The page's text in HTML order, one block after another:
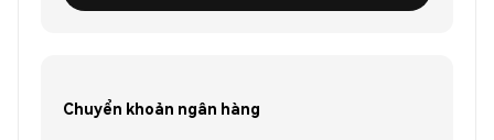
Chuyển khoản ngân hàng